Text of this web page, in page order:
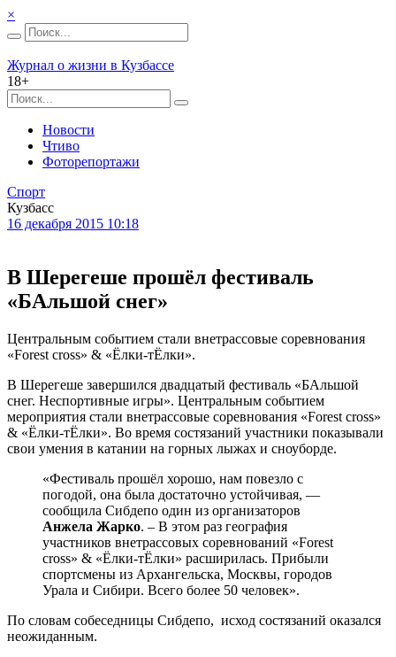
×
Журнал о жизни в Кузбассе
18+
Новости
Чтиво
Фоторепортажи
Спорт
Кузбасс
16 декабря 2015 10:18
В Шерегеше прошёл фестиваль
«БАльшой снег»
Центральным событием стали внетрассовые соревнования
«Forest cross» & «Ёлки-тЁлки».
В Шерегеше завершился двадцатый фестиваль «БАльшой
снег. Неспортивные игры». Центральным событием
мероприятия стали внетрассовые соревнования «Forest cross»
& «Ёлки-тЁлки». Во время состязаний участники показывали
свои умения в катании на горных лыжах и сноуборде.
«Фестиваль прошёл хорошо, нам повезло с
погодой, она была достаточно устойчивая, —
сообщила Сибдепо один из организаторов
Анжела Жарко. – В этом раз география
участников внетрассовых соревнований «Forest
cross» & «Ёлки-тЁлки» расширилась. Прибыли
спортсмены из Архангельска, Москвы, городов
Урала и Сибири. Всего более 50 человек».
По словам собеседницы Сибдепо, исход состязаний оказался
неожиданным.